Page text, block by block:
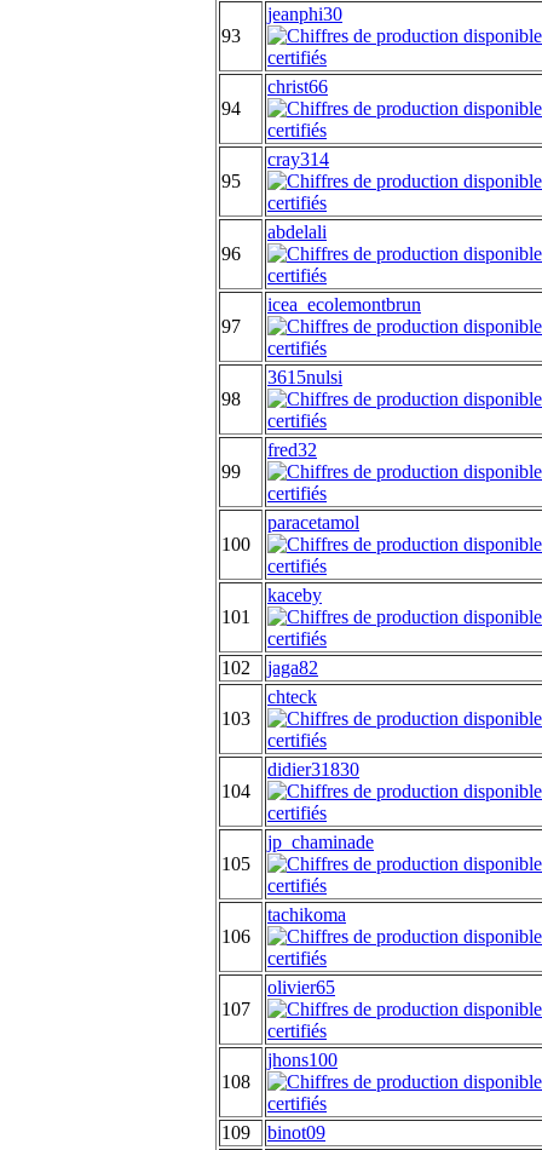
93
jeanphi30
94
christ66
95
cray314
96
abdelali
97
icea_ecolemontbrun
98
3615nulsi
99
fred32
100
paracetamol
101
kaceby
102 jaga82
103
chteck
104
didier31830
105
jp_chaminade
106
tachikoma
107
olivier65
108
jhons100
109 binot09